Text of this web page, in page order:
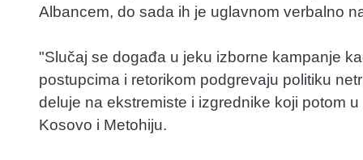
Albancem, do sada ih je uglavnom verbalno
"Slučaj se događa u jeku izborne kampanje
postupcima i retorikom podgrevaju politiku
deluje na ekstremiste i izgrednike koji potom
Kosovo i Metohiju.